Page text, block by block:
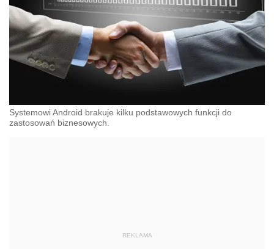
Systemowi Android brakuje kilku podstawowych funkcji do
zastosowań biznesowych.